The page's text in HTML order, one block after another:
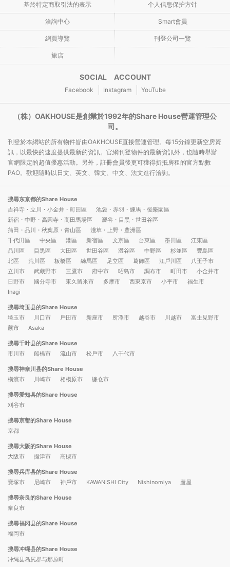
基於特定商取引法的表示 个人信息保护方针
洽詢中心 Smart會員
網頁導覽 刊登公司一覽
旅店
SOCIAL ACCOUNT
Facebook Instagram YouTube
（株）OAKHOUSE是創業於1992年的Share House營運管理公
司。
刊登於本網站的所有物件皆由OAKHOUSE直接營運管理。每15分鐘更新空房資
訊，以最快的速度提供最新的資訊。官網刊登物件的最新資訊外，也隨時舉辦
官網限定的超值優惠活動。另外，註冊會員後更可獲得折抵房租的官方點數
PAO。歡迎隨時以日文、英文、韓文、中文、法文進行洽詢。
搜尋东京都的Share House
吉祥寺・立川・小金井・町田區
池袋・赤羽・練馬・後樂園區
新宿・中野・高圓寺・高田馬場區
澀谷・目黒・世田谷區
蒲田・品川・秋葉原・青山區
淺草・上野・豊洲區
千代田區
中央區 港區 新宿區 文京區 台東區 墨田區
江東區
品川區
目黒區 大田區 世田谷區 澀谷區 中野區 杉並區
豐島區
北區
荒川區 板橋區 練馬區 足立區 葛飾區 江戶川區
八王子市
立川市
武蔵野市 三鷹市 府中市 昭島市 調布市 町田市
小金井市
日野市
國分寺市 東久留米市 多摩市 西東京市 小平市
福生市
Inagi
搜尋埼玉县的Share House
埼玉市
川口市 戶田市 新座市 所澤市 越谷市 川越市
富士見野市
蕨市
Asaka
搜尋千叶县的Share House
市川市
船橋市 流山市 松戶市 八千代市
搜尋神奈川县的Share House
橫濱市
川崎市 相模原市 镰仓市
搜尋爱知县的Share House
刈谷市
搜尋京都的Share House
京都
搜尋大阪的Share House
大阪市
攝津市 高槻市
搜尋兵库县的Share House
寶塚市
尼崎市 神戶市 KAWANISHI City Nishinomiya 蘆屋
搜尋奈良的Share House
奈良市
搜尋福冈县的Share House
福岡市
搜尋冲绳县的Share House
冲绳县岛尻郡与那原町